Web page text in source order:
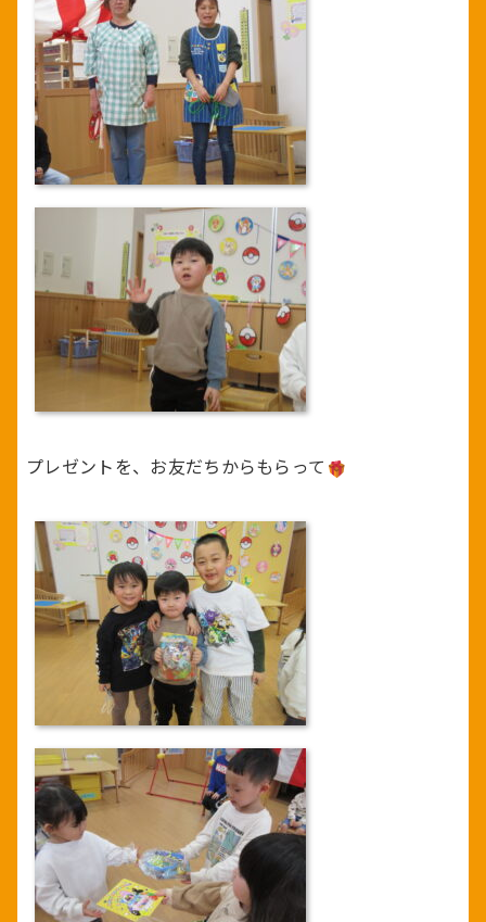
プレゼントを、お友だちからもらって